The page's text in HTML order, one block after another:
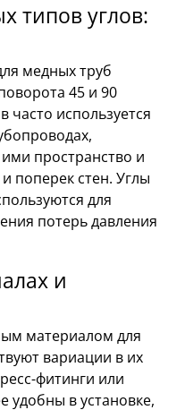
типов углов:
медных труб
45 и 90
часто используется
пространство и
поперек стен. Углы
для
потерь давления
и
материалом для
вариации в их
фитинги или
удобны в установке,